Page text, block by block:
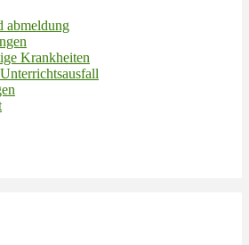
abmeldung
Krankheiten